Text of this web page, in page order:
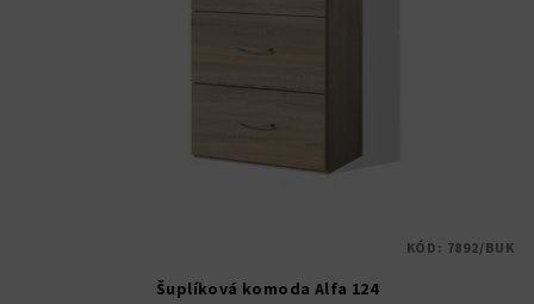
Šuplíková komoda Alfa 124
KÓD: 7892/BUK